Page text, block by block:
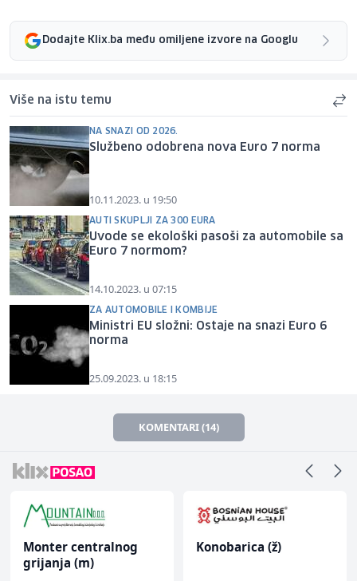
Dodajte Klix.ba među omiljene izvore na Googlu
Više na istu temu
NA SNAZI OD 2026.
Službeno odobrena nova Euro 7 norma
10.11.2023. u 19:50
AUTI SKUPLJI ZA 300 EURA
Uvode se ekološki pasoši za automobile sa
Euro 7 normom?
14.10.2023. u 07:15
ZA AUTOMOBILE I KOMBIJE
Ministri EU složni: Ostaje na snazi Euro 6
norma
25.09.2023. u 18:15
KOMENTARI (14)
Monter centralnog
grijanja (m)
Konobarica (ž)